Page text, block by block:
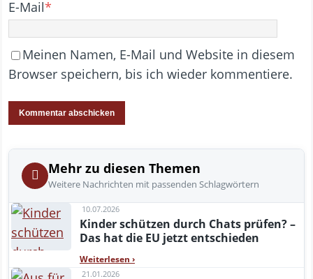
E-Mail*
Meinen Namen, E-Mail und Website in diesem
Browser speichern, bis ich wieder kommentiere.
Mehr zu diesen Themen
Weitere Nachrichten mit passenden Schlagwörtern
10.07.2026
Kinder schützen durch Chats prüfen? –
Das hat die EU jetzt entschieden
Weiterlesen ›
21.01.2026